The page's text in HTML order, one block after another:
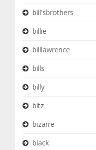
bill'sbrothers
billie
billlawrence
bills
billy
bitz
bizarre
black